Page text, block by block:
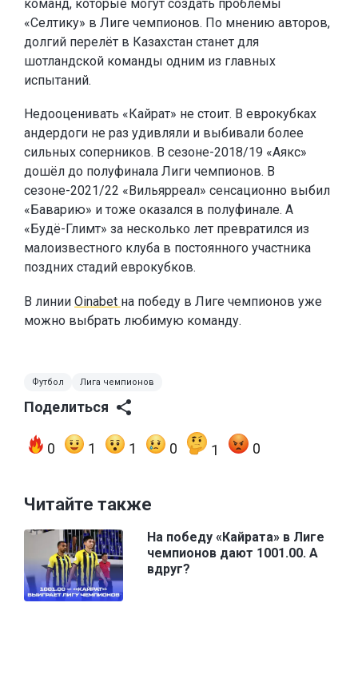
команд, которые могут создать проблемы
«Селтику» в Лиге чемпионов. По мнению авторов,
долгий перелёт в Казахстан станет для
шотландской команды одним из главных
испытаний.
Недооценивать «Кайрат» не стоит. В еврокубках
андердоги не раз удивляли и выбивали более
сильных соперников. В сезоне-2018/19 «Аякс»
дошёл до полуфинала Лиги чемпионов. В
сезоне-2021/22 «Вильярреал» сенсационно выбил
«Баварию» и тоже оказался в полуфинале. А
«Будё-Глимт» за несколько лет превратился из
малоизвестного клуба в постоянного участника
поздних стадий еврокубков.
В линии Oinabet на победу в Лиге чемпионов уже
можно выбрать любимую команду.
Футбол Лига чемпионов
Поделиться
0 1 1 0 1 0
Читайте также
На победу «Кайрата» в Лиге
чемпионов дают 1001.00. А
вдруг?